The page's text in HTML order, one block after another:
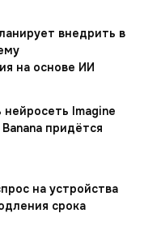
внедрить в
на основе ИИ
нейросеть Imagine
придётся
на устройства
срока